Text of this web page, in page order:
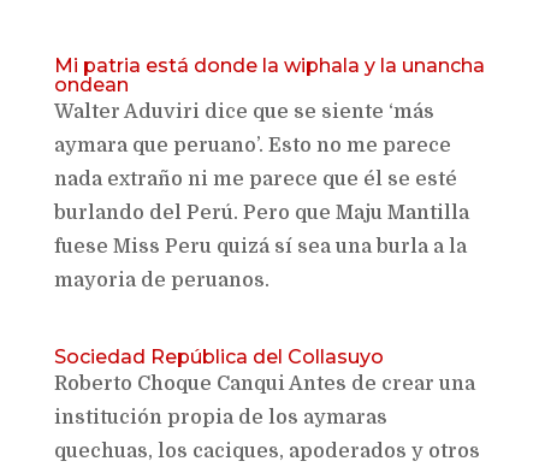
Mi patria está donde la wiphala y la unancha
ondean
Walter Aduviri dice que se siente ‘más
aymara que peruano’. Esto no me parece
nada extraño ni me parece que él se esté
burlando del Perú. Pero que Maju Mantilla
fuese Miss Peru quizá sí sea una burla a la
mayoria de peruanos.
Sociedad República del Collasuyo
Roberto Choque Canqui Antes de crear una
institución propia de los aymaras
quechuas, los caciques, apoderados y otros